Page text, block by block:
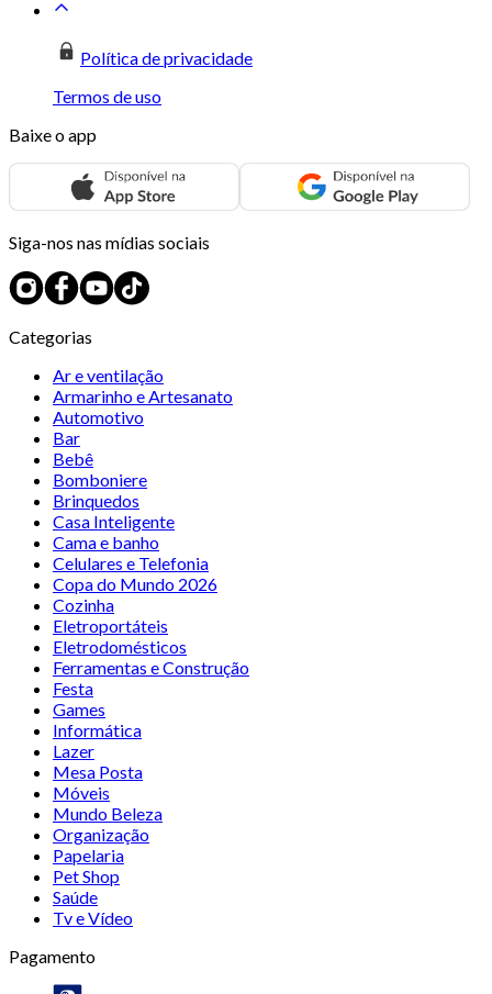
Política de privacidade
Termos de uso
Baixe o app
Siga-nos nas mídias sociais
Categorias
Ar e ventilação
Armarinho e Artesanato
Automotivo
Bar
Bebê
Bomboniere
Brinquedos
Casa Inteligente
Cama e banho
Celulares e Telefonia
Copa do Mundo 2026
Cozinha
Eletroportáteis
Eletrodomésticos
Ferramentas e Construção
Festa
Games
Informática
Lazer
Mesa Posta
Móveis
Mundo Beleza
Organização
Papelaria
Pet Shop
Saúde
Tv e Vídeo
Pagamento